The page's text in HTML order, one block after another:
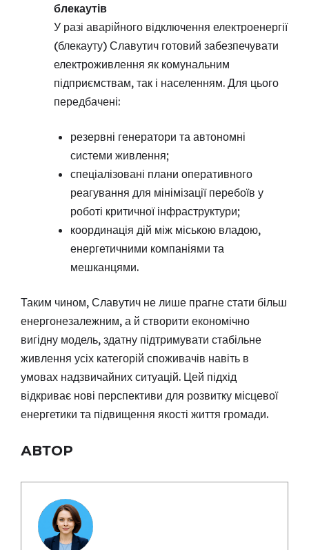
блекаутів
У разі аварійного відключення електроенергії
(блекауту) Славутич готовий забезпечувати
електроживлення як комунальним
підприємствам, так і населенням. Для цього
передбачені:
резервні генератори та автономні
системи живлення;
спеціалізовані плани оперативного
реагування для мінімізації перебоїв у
роботі критичної інфраструктури;
координація дій між міською владою,
енергетичними компаніями та
мешканцями.
Таким чином, Славутич не лише прагне стати більш
енергонезалежним, а й створити економічно
вигідну модель, здатну підтримувати стабільне
живлення усіх категорій споживачів навіть в
умовах надзвичайних ситуацій. Цей підхід
відкриває нові перспективи для розвитку місцевої
енергетики та підвищення якості життя громади.
АВТОР